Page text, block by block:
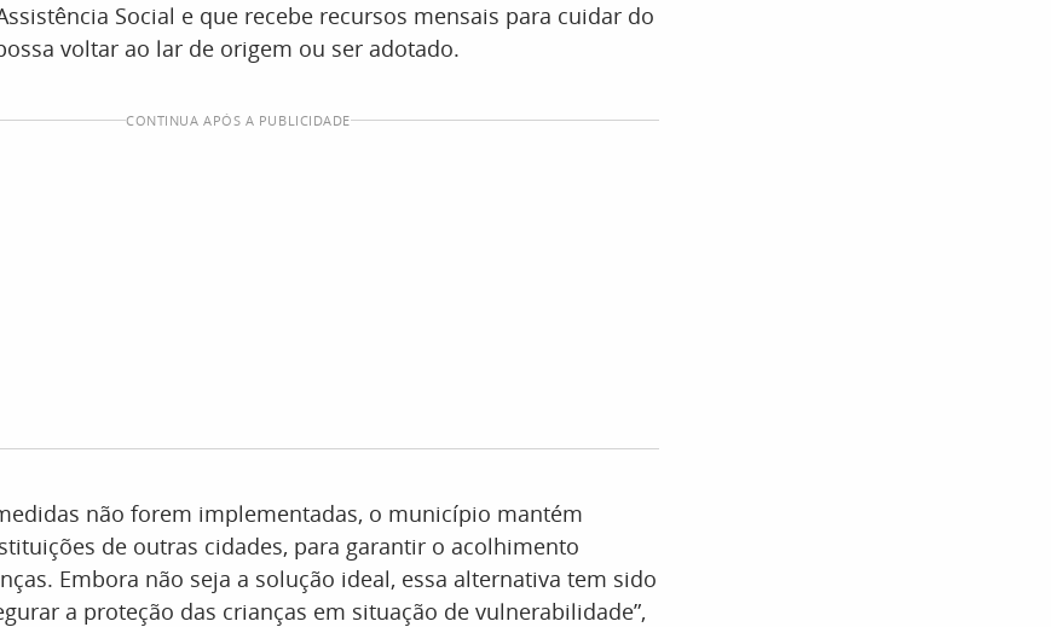
Social e que recebe recursos mensais para cuidar do
voltar ao lar de origem ou ser adotado.
CONTINUA APÓS A PUBLICIDADE
não forem implementadas, o município mantém
de outras cidades, para garantir o acolhimento
Embora não seja a solução ideal, essa alternativa tem sido
a proteção das crianças em situação de vulnerabilidade”,